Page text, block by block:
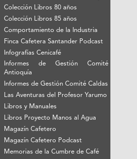
Colección Libros 80 años
Colección Libros 85 años
Comportamiento de la Industria
Finca Cafetera Santander Podcast
Infografías Cenicafé
Informes de Gestión Comité
Antioquía
Informes de Gestión Comité Caldas
Las Aventuras del Profesor Yarumo
Libros y Manuales
Libros Proyecto Manos al Agua
Magazín Cafetero
Magazín Cafetero Podcast
Memorias de la Cumbre de Café